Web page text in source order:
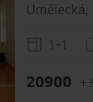
1+1
20900 +